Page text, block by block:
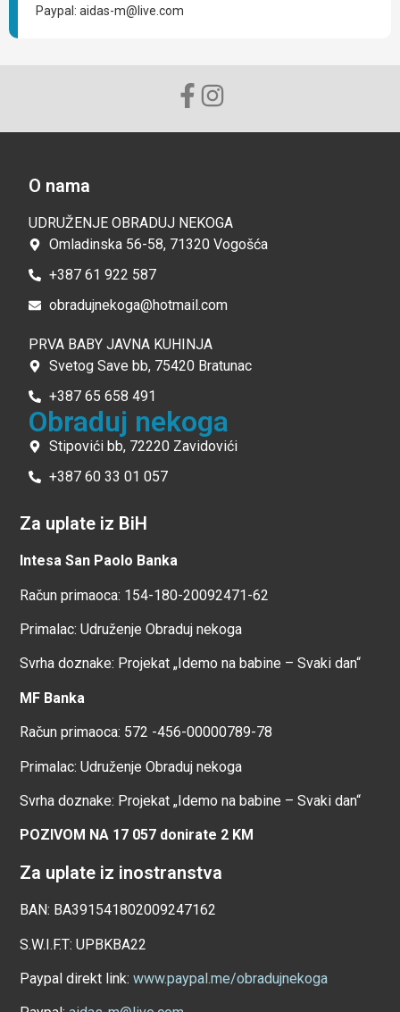
Paypal: aidas-m@live.com
O nama
UDRUŽENJE OBRADUJ NEKOGA
Omladinska 56-58, 71320 Vogošća
+387 61 922 587
obradujnekoga@hotmail.com
PRVA BABY JAVNA KUHINJA
Svetog Save bb, 75420 Bratunac
+387 65 658 491
Obraduj nekoga
Stipovići bb, 72220 Zavidovići
+387 60 33 01 057
Za uplate iz BiH
Intesa San Paolo Banka
Račun primaoca: 154-180-20092471-62
Primalac: Udruženje Obraduj nekoga
Svrha doznake: Projekat „Idemo na babine – Svaki dan“
MF Banka
Račun primaoca: 572 -456-00000789-78
Primalac: Udruženje Obraduj nekoga
Svrha doznake: Projekat „Idemo na babine – Svaki dan“
POZIVOM NA 17 057 donirate 2 KM
Za uplate iz inostranstva
BAN: BA391541802009247162
S.W.I.F.T: UPBKBA22
Paypal direkt link:www.paypal.me/obradujnekoga